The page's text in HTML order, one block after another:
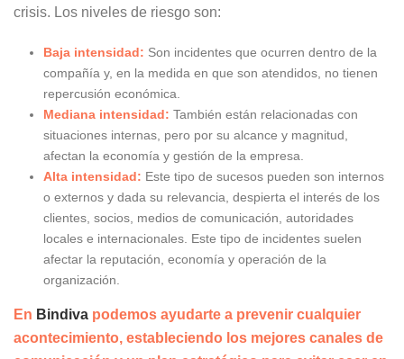
crisis. Los niveles de riesgo son:
Baja intensidad: Son incidentes que ocurren dentro de la
compañía y, en la medida en que son atendidos, no tienen
repercusión económica.
Mediana intensidad: También están relacionadas con
situaciones internas, pero por su alcance y magnitud,
afectan la economía y gestión de la empresa.
Alta intensidad: Este tipo de sucesos pueden son internos
o externos y dada su relevancia, despierta el interés de los
clientes, socios, medios de comunicación, autoridades
locales e internacionales. Este tipo de incidentes suelen
afectar la reputación, economía y operación de la
organización.
En Bindiva podemos ayudarte a prevenir cualquier
acontecimiento, estableciendo los mejores canales de